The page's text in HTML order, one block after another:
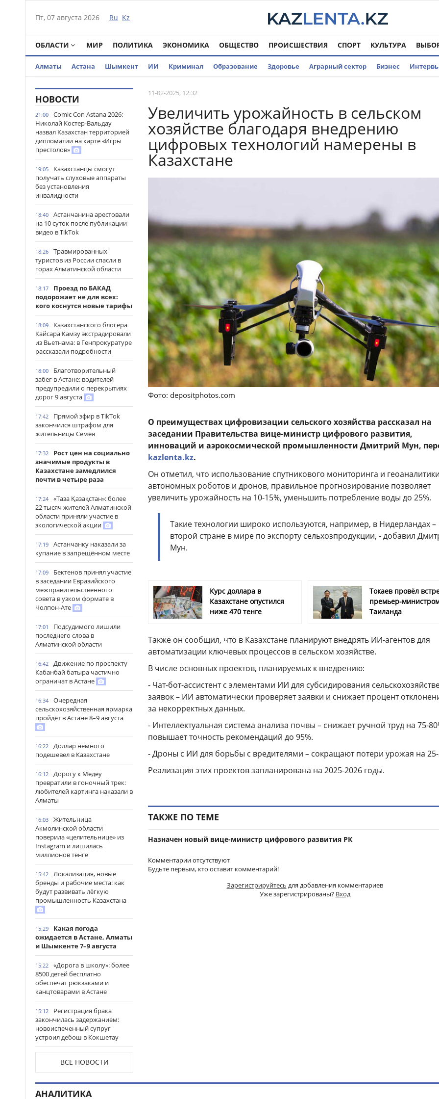
Пт, 07 августа 2026 Ru Kz
ОБЛАСТИ МИР ПОЛИТИКА ЭКОНОМИКА ОБЩЕСТВО ПРОИСШЕСТВИЯ СПОРТ КУЛЬТУРА
Алматы Астана Шымкент ИИ Криминал Образование Здоровье Аграрный сектор Бизнес
НОВОСТИ
21:00
Comic Con Astana 2026:
Николай Костер-Вальдау
назвал Казахстан территорией
дипломатии на карте «Игры
престолов»
19:05
Казахстанцы смогут
получать слуховые аппараты
без установления
инвалидности
18:40
Астанчанина арестовали
на 10 суток после публикации
видео в TikTok
18:26
Травмированных
туристов из России спасли в
горах Алматинской области
18:17
Проезд по БАКАД
подорожает не для всех:
кого коснутся новые тарифы
18:09
Казахстанского блогера
Кайсара Камзу экстрадировали
из Вьетнама: в Генпрокуратуре
рассказали подробности
18:00
Благотворительный
забег в Астане: водителей
предупредили о перекрытиях
дорог 9 августа
17:42
Прямой эфир в TikTok
закончился штрафом для
жительницы Семея
17:32
Рост цен на социально
значимые продукты в
Казахстане замедлился
почти в четыре раза
17:24
«Таза Қазақстан»: более
22 тысяч жителей Алматинской
области приняли участие в
экологической акции
17:19
Астанчанку наказали за
купание в запрещённом месте
17:09
Бектенов принял участие
в заседании Евразийского
межправительственного
совета в узком формате в
Чолпон-Ате
17:01
Подсудимого лишили
последнего слова в
Алматинской области
16:42
Движение по проспекту
Кабанбай батыра частично
ограничат в Астане
16:34
Очередная
сельскохозяйственная ярмарка
пройдёт в Астане 8–9 августа
16:22
Доллар немного
подешевел в Казахстане
16:12
Дорогу к Медеу
превратили в гоночный трек:
любителей картинга наказали в
Алматы
16:03
Жительница
Акмолинской области
поверила «целительнице» из
Instagram и лишилась
миллионов тенге
15:42
Локализация, новые
бренды и рабочие места: как
будут развивать лёгкую
промышленность Казахстана
15:29
Какая погода
ожидается в Астане, Алматы
и Шымкенте 7–9 августа
15:22
«Дорога в школу»: более
8500 детей бесплатно
обеспечат рюкзаками и
канцтоварами в Астане
15:12
Регистрация брака
закончилась задержанием:
новоиспеченный супруг
устроил дебош в Кокшетау
Сауран началась реставрация
исторических памятников
14:53
Выезд на встречную
ВСЕ НОВОСТИ
11-02-2025, 12:32
Увеличить урожайность в сельском
хозяйстве благодаря внедрению
цифровых технологий намерены в
Казахстане
Фото: depositphotos.com
О преимуществах цифровизации сельского хозяйства рассказал на
заседании Правительства вице-министр цифрового развития,
инноваций и аэрокосмической промышленности Дмитрий Мун,
kazlenta.kz.
Он отметил, что использование спутникового мониторинга и
автономных роботов и дронов, правильное прогнозирование позволяет
увеличить урожайность на 10-15%, уменьшить потребление воды до 25%.
Такие технологии широко используются, например, в Нидерландах –
второй стране в мире по экспорту сельхозпродукции, - добавил
Мун.
Курс доллара в
Казахстане опустился
ниже 470 тенге
Токаев провёл
премьер-
Таиланда
Также он сообщил, что в Казахстане планируют внедрять ИИ-агентов для
автоматизации ключевых процессов в сельском хозяйстве.
В числе основных проектов, планируемых к внедрению:
- Чат-бот-ассистент с элементами ИИ для субсидирования
заявок – ИИ автоматически проверяет заявки и снижает процент
за некорректных данных.
- Интеллектуальная система анализа почвы – снижает ручной труд на 75-
повышает точность рекомендаций до 95%.
- Дроны с ИИ для борьбы с вредителями – сокращают потери урожая на 25-
Реализация этих проектов запланирована на 2025-2026 годы.
ТАКЖЕ ПО ТЕМЕ
Назначен новый вице-министр цифрового развития РК
Комментарии отсутствуют
Будьте первым, кто оставит комментарий!
Зарегистрируйтесь для добавления комментариев
Уже зарегистрированы? Вход
АНАЛИТИКА